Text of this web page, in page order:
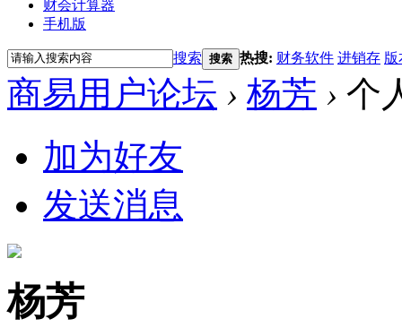
财会计算器
手机版
搜索 搜索 热搜: 财务软件 进销存 版
商易用户论坛 › 杨芳 › 个
加为好友
发送消息
杨芳